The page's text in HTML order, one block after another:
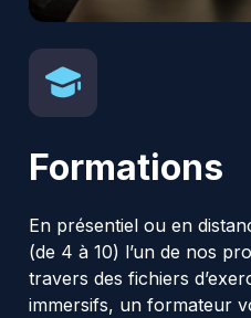
Formations
En présentiel ou en
(de 4 à 10) l’un de nos
travers des fichiers
immersifs, un formateur